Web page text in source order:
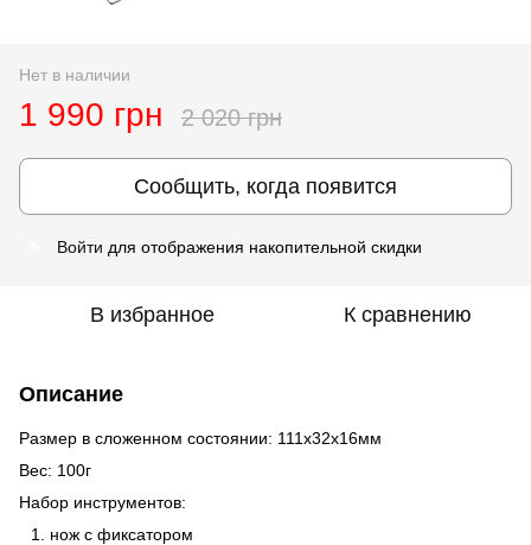
Нет в наличии
1 990 грн 2 020 грн
Сообщить, когда появится
Войти для отображения накопительной скидки
В избранное К сравнению
Описание
Размер в сложенном состоянии: 111x32x16мм
Вес: 100г
Набор инструментов:
нож с фиксатором